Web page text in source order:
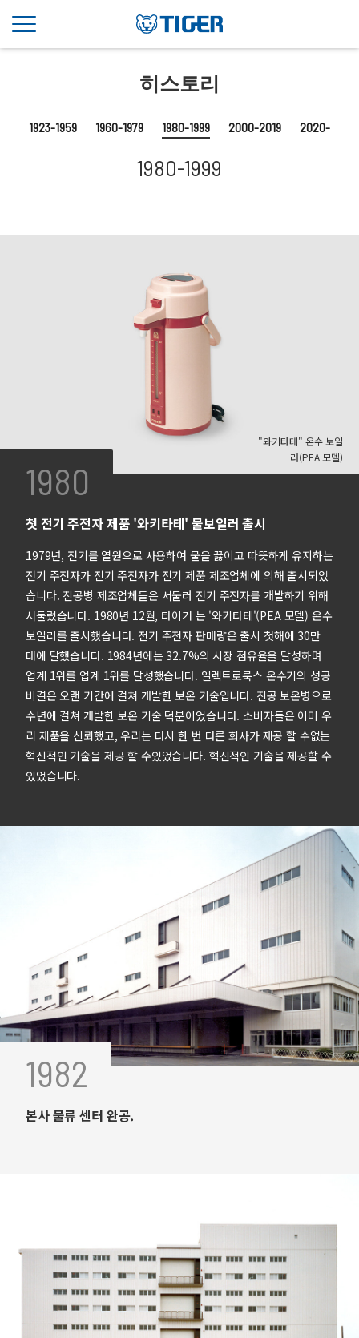
1980-1999
히스토리
1923-1959 1960-1979 1980-1999 2000-2019 2020-
1980-1999
"와키타테" 온수 보일
러(PEA 모델)
1980
첫 전기 주전자 제품 '와키타테' 물보일러 출시
1979년, 전기를 열원으로 사용하여 물을 끓이고 따뜻하게 유지하는
전기 주전자가 전기 주전자가 전기 제품 제조업체에 의해 출시되었
습니다. 진공병 제조업체들은 서둘러 전기 주전자를 개발하기 위해
서둘렀습니다. 1980년 12월, 타이거 는 '와키타테'(PEA 모델) 온수
보일러를 출시했습니다. 전기 주전자 판매량은 출시 첫해에 30만
대에 달했습니다. 1984년에는 32.7%의 시장 점유율을 달성하며
업계 1위를 업계 1위를 달성했습니다. 일렉트로룩스 온수기의 성공
비결은 오랜 기간에 걸쳐 개발한 보온 기술입니다. 진공 보온병으로
수년에 걸쳐 개발한 보온 기술 덕분이었습니다. 소비자들은 이미 우
리 제품을 신뢰했고, 우리는 다시 한 번 다른 회사가 제공 할 수없는
혁신적인 기술을 제공 할 수있었습니다. 혁신적인 기술을 제공할 수
있었습니다.
1982
본사 물류 센터 완공.